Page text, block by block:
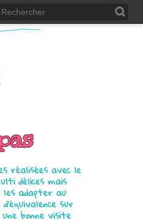
réalisées avec le
délices mais
les adapter au
sur
bonne visite